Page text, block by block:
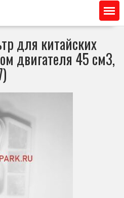
для китайских
двигателя 45 см3,